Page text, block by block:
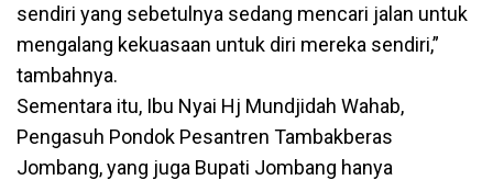
sendiri yang sebetulnya sedang mencari jalan untuk
mengalang kekuasaan untuk diri mereka sendiri,”
tambahnya.
Sementara itu, Ibu Nyai Hj Mundjidah Wahab,
Pengasuh Pondok Pesantren Tambakberas
Jombang, yang juga Bupati Jombang hanya